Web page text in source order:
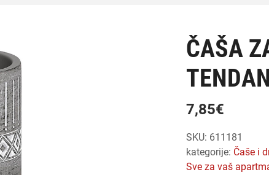
ČAŠA
7,85€
SKU: 611181
kategorije:
čaše i
sve za vaš